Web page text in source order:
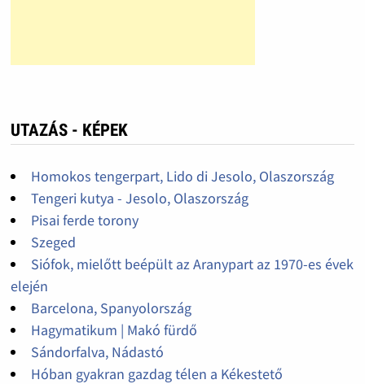
UTAZÁS - KÉPEK
Homokos tengerpart, Lido di Jesolo, Olaszország
Tengeri kutya - Jesolo, Olaszország
Pisai ferde torony
Szeged
Siófok, mielőtt beépült az Aranypart az 1970-es évek
elején
Barcelona, Spanyolország
Hagymatikum | Makó fürdő
Sándorfalva, Nádastó
Hóban gyakran gazdag télen a Kékestető